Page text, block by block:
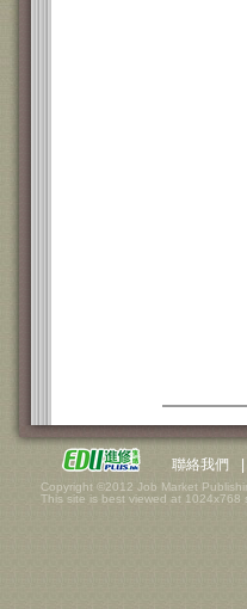
聯絡我們
Copyright ©2012 Job Market
This site is best viewed at